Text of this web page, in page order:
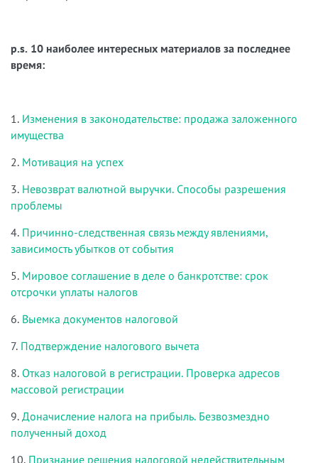
p.s. 10 наиболее интересных материалов за последнее
время:
1. Изменения в законодательстве: продажа заложенного
имущества
2. Мотивация на успех
3. Невозврат валютной выручки. Способы разрешения
проблемы
4. Причинно-следственная связь между явлениями,
зависимость убытков от события
5. Мировое соглашение в деле о банкротстве: срок
отсрочки уплаты налогов
6. Выемка документов налоговой
7. Подтверждение налогового вычета
8. Отказ налоговой в регистрации. Проверка адресов
массовой регистрации
9. Доначисление налога на прибыль. Безвозмездно
полученный доход
10. Признание решения налоговой недействительным